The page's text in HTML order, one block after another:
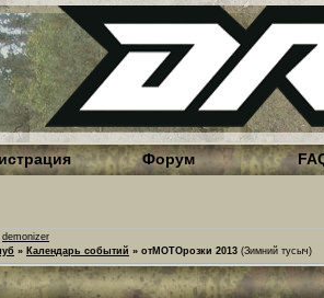
Форум
demonizer
» Календарь событий » отМОТОрозки 2013 (Зимний тусыч)